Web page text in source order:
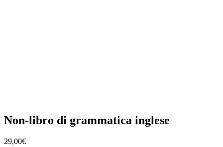
Non-libro di grammatica inglese
29,00€